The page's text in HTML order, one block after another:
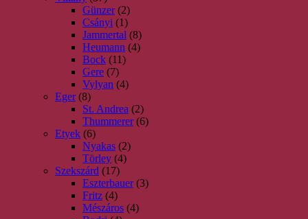
Günzer (2)
Csányi (1)
Jammertal (8)
Heumann (4)
Bock (11)
Gere (7)
Vylyan (4)
Eger (8)
St. Andrea (2)
Thummerer (6)
Etyek (6)
Nyakas (2)
Törley (4)
Szekszárd (17)
Eszterbauer (3)
Fritz (4)
Mészáros (4)